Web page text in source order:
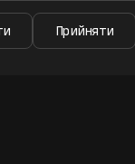
Прийняти